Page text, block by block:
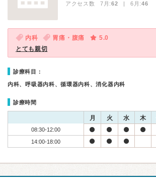
アクセス数 7月:62 | 6月:46
内科 胃痛・腹痛
5.0
とても親切
診療科目：
内科、呼吸器内科、循環器内科、消化器内科
診療時間
月 火 水 木
08:30-12:00
14:00-18:00